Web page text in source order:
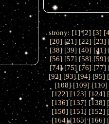
strony: [1] [2] [3] [
[20] [21] [22] [23]
[38] [39] [40] [41]
[56] [57] [58] [59]
[74] [75] [76] [77]
[92] [93] [94] [95]
[108] [109] [110]
[122] [123] [124]
[136] [137] [138]
[150] [151] [152]
[164] [165] [166]